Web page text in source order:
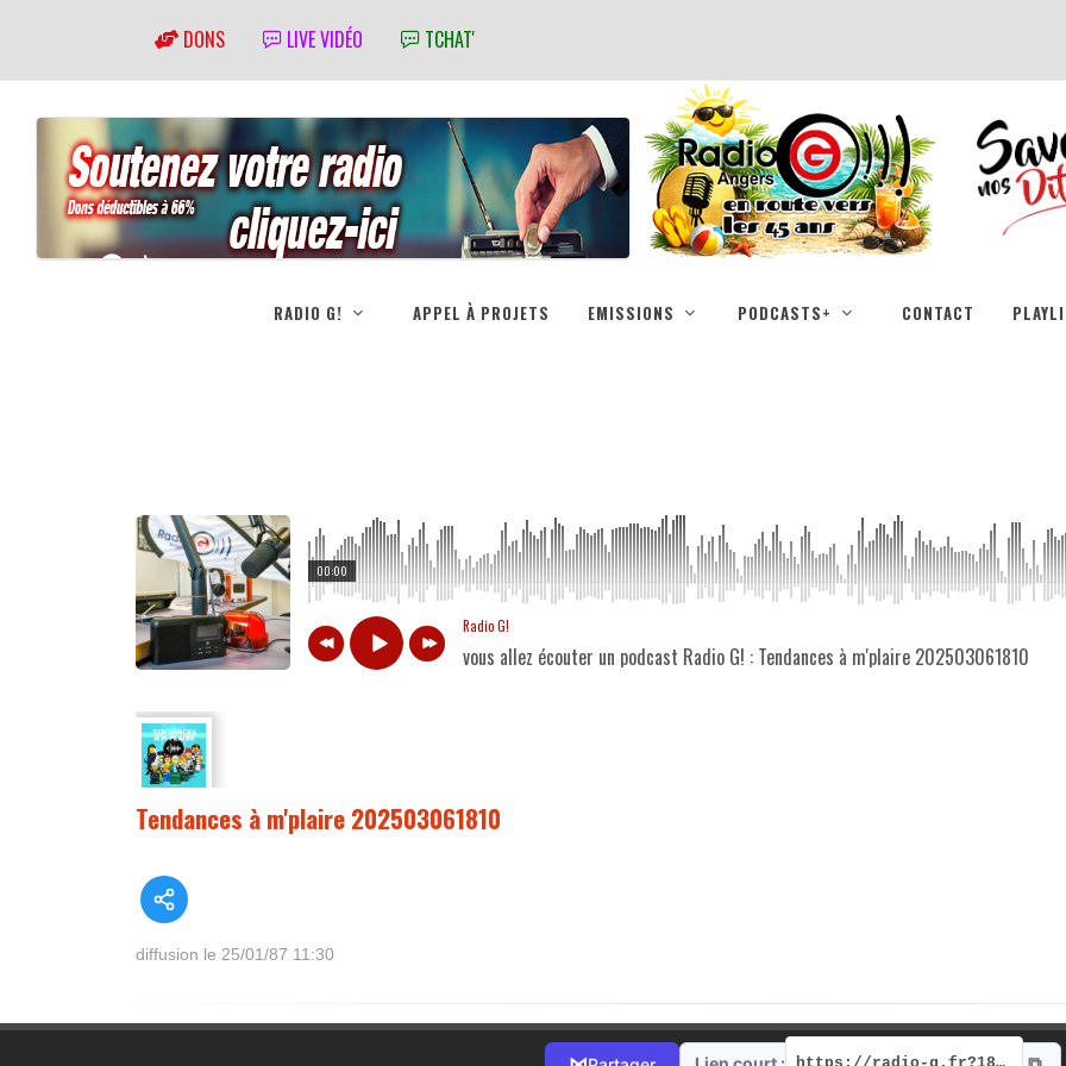
DONS LIVE VIDÉO TCHAT'
RADIO G! APPEL À PROJETS EMISSIONS PODCASTS+ CONTACT
00:00
Radio G!
vous allez écouter un podcast Radio G! : Tendances à m'plaire 202503061810
Tendances à m'plaire 202503061810
diffusion le 25/01/87 11:30